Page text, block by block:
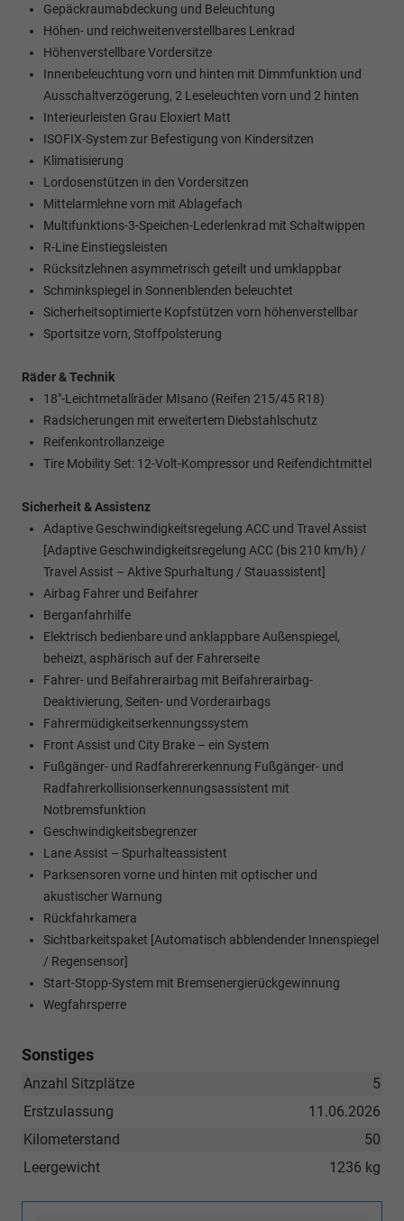
Gepäckraumabdeckung und Beleuchtung
Höhen- und reichweitenverstellbares Lenkrad
Höhenverstellbare Vordersitze
Innenbeleuchtung vorn und hinten mit Dimmfunktion und
Ausschaltverzögerung, 2 Leseleuchten vorn und 2 hinten
Interieurleisten Grau Eloxiert Matt
ISOFIX-System zur Befestigung von Kindersitzen
Klimatisierung
Lordosenstützen in den Vordersitzen
Mittelarmlehne vorn mit Ablagefach
Multifunktions-3-Speichen-Lederlenkrad mit Schaltwippen
R-Line Einstiegsleisten
Rücksitzlehnen asymmetrisch geteilt und umklappbar
Schminkspiegel in Sonnenblenden beleuchtet
Sicherheitsoptimierte Kopfstützen vorn höhenverstellbar
Sportsitze vorn, Stoffpolsterung
Räder & Technik
18"-Leichtmetallräder MIsano (Reifen 215/45 R18)
Radsicherungen mit erweitertem Diebstahlschutz
Reifenkontrollanzeige
Tire Mobility Set: 12-Volt-Kompressor und Reifendichtmittel
Sicherheit & Assistenz
Adaptive Geschwindigkeitsregelung ACC und Travel Assist
[Adaptive Geschwindigkeitsregelung ACC (bis 210 km/h) /
Travel Assist – Aktive Spurhaltung / Stauassistent]
Airbag Fahrer und Beifahrer
Berganfahrhilfe
Elektrisch bedienbare und anklappbare Außenspiegel,
beheizt, asphärisch auf der Fahrerseite
Fahrer- und Beifahrerairbag mit Beifahrerairbag-
Deaktivierung, Seiten- und Vorderairbags
Fahrermüdigkeitserkennungssystem
Front Assist und City Brake – ein System
Fußgänger- und Radfahrererkennung Fußgänger- und
Radfahrerkollisionserkennungsassistent mit
Notbremsfunktion
Geschwindigkeitsbegrenzer
Lane Assist – Spurhalteassistent
Parksensoren vorne und hinten mit optischer und
akustischer Warnung
Rückfahrkamera
Sichtbarkeitspaket [Automatisch abblendender Innenspiegel
/ Regensensor]
Start-Stopp-System mit Bremsenergierückgewinnung
Wegfahrsperre
Sonstiges
5
Anzahl Sitzplätze
11.06.2026
Erstzulassung
50
Kilometerstand
1236 kg
Leergewicht